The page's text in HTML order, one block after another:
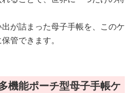
が詰まった母子手帳を、このケ
管できます。
機能ポーチ型母子手帳ケ